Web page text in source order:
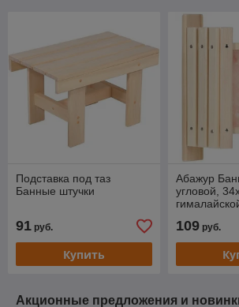
Подставка под таз
Банные штучки
91 руб.
Купить
Абажур
угловой,
109руб.
Акционные предложения и